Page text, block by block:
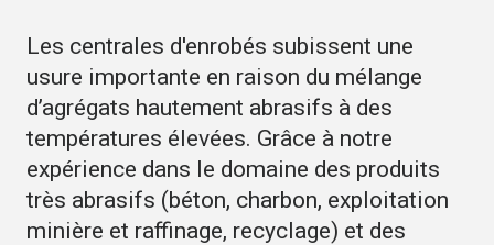
Les centrales d'enrobés subissent une
usure importante en raison du mélange
d’agrégats hautement abrasifs à des
températures élevées. Grâce à notre
expérience dans le domaine des produits
très abrasifs (béton, charbon, exploitation
minière et raffinage, recyclage) et des